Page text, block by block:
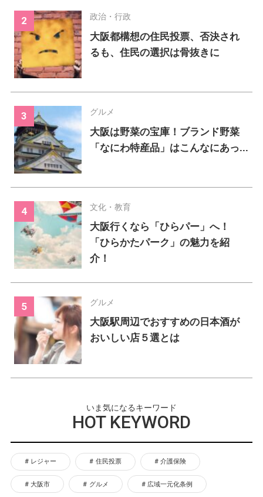
政治・行政
大阪都構想の住民投票、否決され
るも、住民の選択は骨抜きに
グルメ
大阪は野菜の宝庫！ブランド野菜
「なにわ特産品」はこんなにあっ...
文化・教育
大阪行くなら「ひらパー」へ！
「ひらかたパーク」の魅力を紹
介！
グルメ
大阪駅周辺でおすすめの日本酒が
おいしい店５選とは
いま気になるキーワード
HOT KEYWORD
レジャー 住民投票 介護保険
大阪市 グルメ 広域一元化条例